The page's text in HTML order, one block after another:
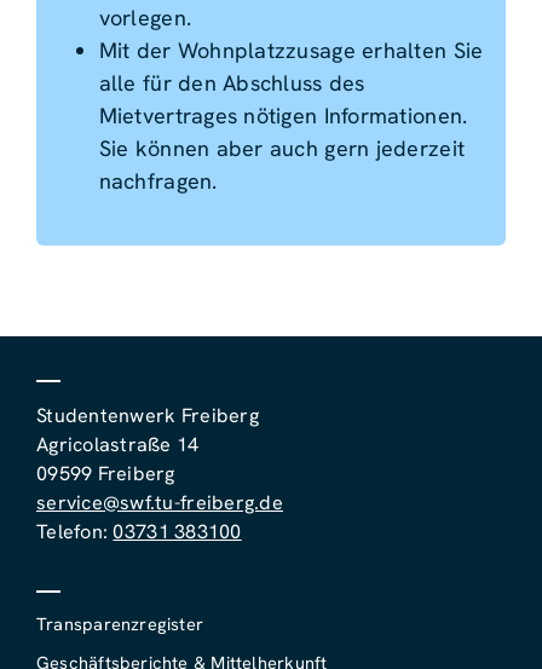
vorlegen.
Mit der Wohnplatzzusage erhalten Sie
alle für den Abschluss des
Mietvertrages nötigen Informationen.
Sie können aber auch gern jederzeit
nachfragen.
Studentenwerk Freiberg
Agricolastraße 14
09599 Freiberg
service@swf.tu-freiberg.de
Telefon:03731 383100
Transparenzregister
Geschäftsberichte & Mittelherkunft